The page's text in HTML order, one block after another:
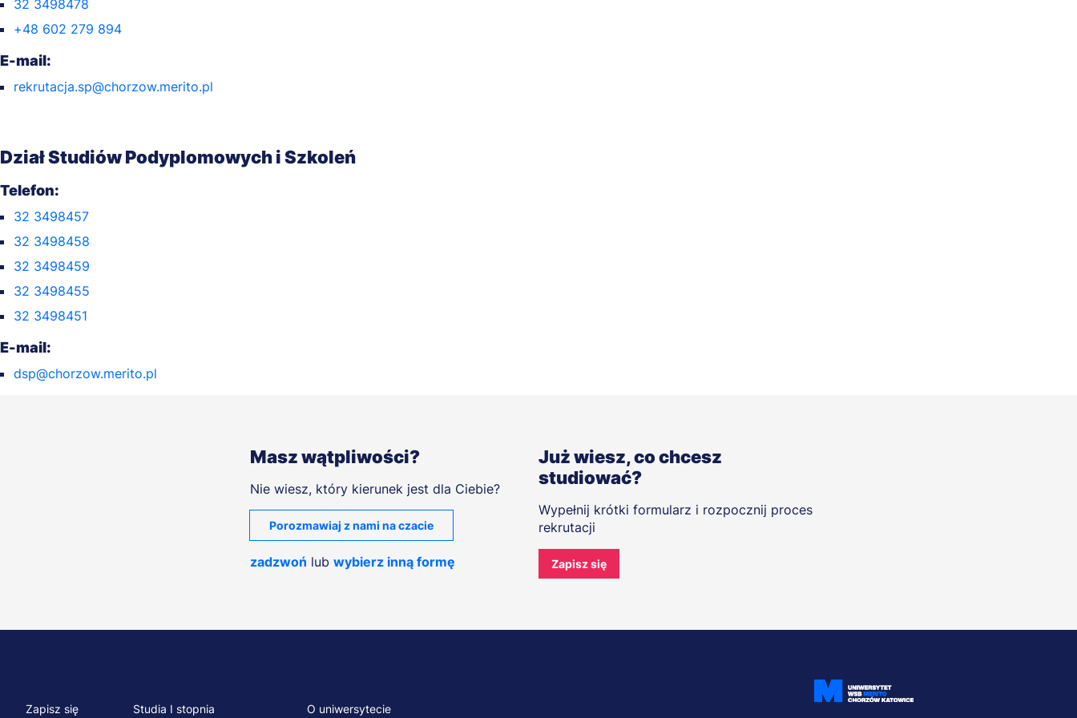
32 3498478
+48 602 279 894
E-mail:
rekrutacja.sp@chorzow.merito.pl
Dział Studiów Podyplomowych i Szkoleń
Telefon:
32 3498457
32 3498458
32 3498459
32 3498455
32 3498451
E-mail:
dsp@chorzow.merito.pl
Masz wątpliwości?
Nie wiesz, który kierunek jest dla Ciebie?
Porozmawiaj z nami na czacie
zadzwoń lub wybierz inną formę
Już wiesz, co chcesz
studiować?
Wypełnij krótki formularz i rozpocznij proces
rekrutacji
Zapisz się
Menu
Zapisz się
Studia I stopnia
O uniwersytecie